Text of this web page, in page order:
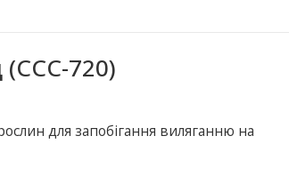
(ССС-720)
для запобігання виляганню на